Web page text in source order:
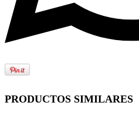
PRODUCTOS SIMILARES